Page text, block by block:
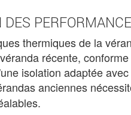
DES
thermiques de la
récente,
isolation adaptée
anciennes